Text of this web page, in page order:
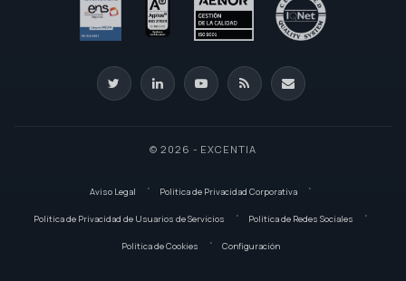
© 2026 - EXCENTIA
Aviso Legal Política de Privacidad Corporativa
Política de Privacidad de Usuarios de Servicios Política de Redes Sociales
Política de Cookies Configuración